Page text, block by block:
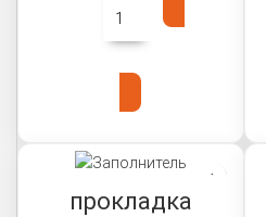
прокладка